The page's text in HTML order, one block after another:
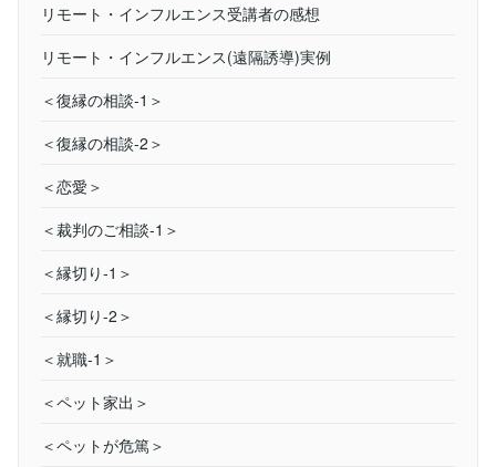
リモート・インフルエンス受講者の感想
リモート・インフルエンス(遠隔誘導)実例
＜復縁の相談-1＞
＜復縁の相談-2＞
＜恋愛＞
＜裁判のご相談-1＞
＜縁切り-1＞
＜縁切り-2＞
＜就職-1＞
＜ペット家出＞
＜ペットが危篤＞